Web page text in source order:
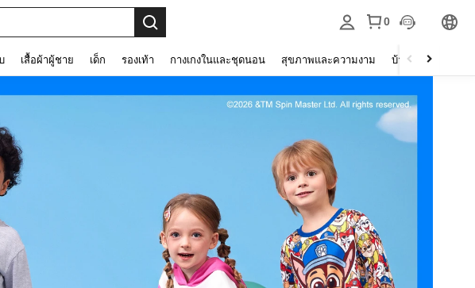
0
เสื้อผ้าผู้ชาย เด็ก รองเท้า กางเกงในและชุดนอน สุขภาพและความงาม บ้านและที่อยู่อาศัย